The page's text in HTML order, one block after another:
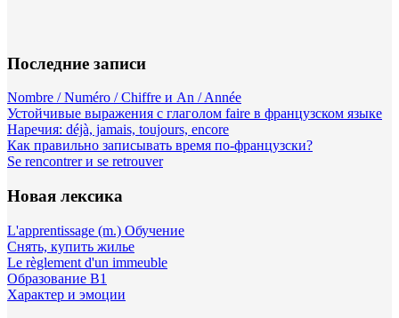
Последние записи
Nombre / Numéro / Chiffre и An / Année
Устойчивые выражения с глаголом faire в французском языке
Наречия: déjà, jamais, toujours, encore
Как правильно записывать время по-французски?
Se rencontrer и se retrouver
Новая лексика
L'apprentissage (m.) Обучение
Снять, купить жилье
Le règlement d'un immeuble
Образование B1
Характер и эмоции